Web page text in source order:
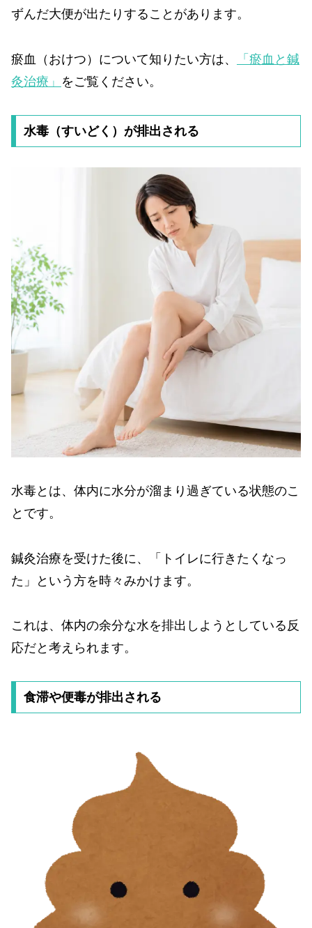
ずんだ大便が出たりすることがあります。
瘀血（おけつ）について知りたい方は、
「瘀血と鍼
灸治療」 をご覧ください。
水毒（すいどく）が排出される
水毒とは、体内に水分が溜まり過ぎている状態のこ
とです。
鍼灸治療を受けた後に、「トイレに行きたくなっ
た」という方を時々みかけます。
これは、体内の余分な水を排出しようとしている反
応だと考えられます。
食滞や便毒が排出される